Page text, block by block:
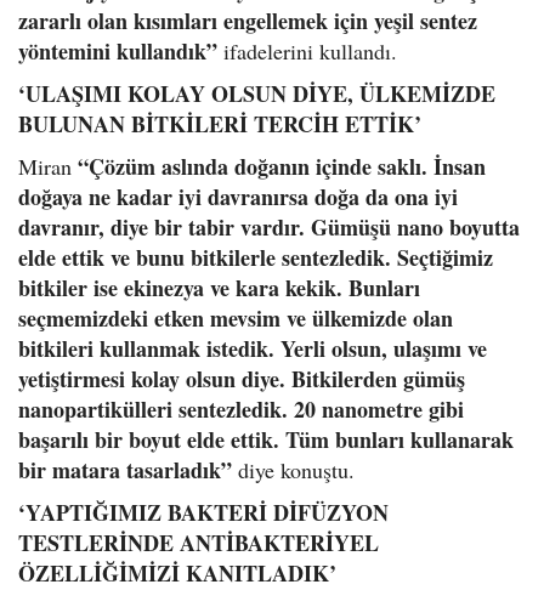
zararlı olan kısımları engellemek için yeşil sentez
yöntemini kullandık” ifadelerini kullandı.
‘ULAŞIMI KOLAY OLSUN DİYE, ÜLKEMİZDE
BULUNAN BİTKİLERİ TERCİH ETTİK’
Miran “Çözüm aslında doğanın içinde saklı. İnsan
doğaya ne kadar iyi davranırsa doğa da ona iyi
davranır, diye bir tabir vardır. Gümüşü nano boyutta
elde ettik ve bunu bitkilerle sentezledik. Seçtiğimiz
bitkiler ise ekinezya ve kara kekik. Bunları
seçmemizdeki etken mevsim ve ülkemizde olan
bitkileri kullanmak istedik. Yerli olsun, ulaşımı ve
yetiştirmesi kolay olsun diye. Bitkilerden gümüş
nanopartikülleri sentezledik. 20 nanometre gibi
başarılı bir boyut elde ettik. Tüm bunları kullanarak
bir matara tasarladık” diye konuştu.
‘YAPTIĞIMIZ BAKTERİ DİFÜZYON
TESTLERİNDE ANTİBAKTERİYEL
ÖZELLİĞİMİZİ KANITLADIK’